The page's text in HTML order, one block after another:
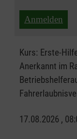
Anmelden
Kurs: Erste-
Anerkannt im
17.08.2026 ,